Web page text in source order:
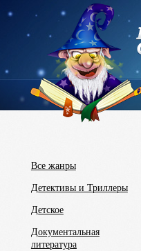
Все жанры
Детективы и Триллеры
Детское
Документальная
литература